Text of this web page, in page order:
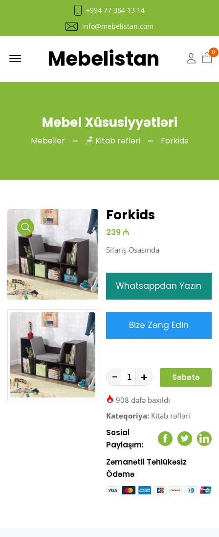
+994 77 384 13 14
info@mebelistan.com
Mebelistan 0
Mebel Xüsusiyyətləri
Mebeller 🪑 Kitab rəfləri Forkids
Media
Gallery
Forkids
239 ₼
Sifariş Əsasında
Whatsappdan Yazın
Bizə Zəng Edin
- +
Səbətə
908 dəfə baxıldı
Kateqoriya: Kitab rəfləri
Sosial
Paylaşım:
Facebook
Twitter
Zəmanətli Təhlükəsiz
Ödəmə